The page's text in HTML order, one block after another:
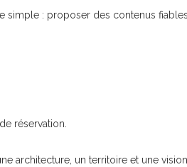
simple : proposer des contenus fiables,
réservation.
architecture, un territoire et une